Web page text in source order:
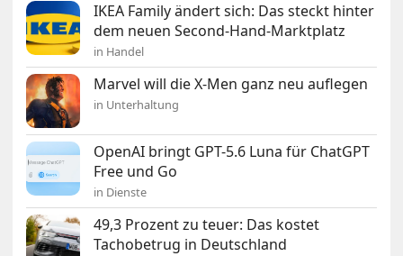
IKEA Family ändert sich: Das steckt hinter
dem neuen Second-Hand-Marktplatz
in Handel
Marvel will die X-Men ganz neu auflegen
in Unterhaltung
OpenAI bringt GPT-5.6 Luna für ChatGPT
Free und Go
in Dienste
49,3 Prozent zu teuer: Das kostet
Tachobetrug in Deutschland